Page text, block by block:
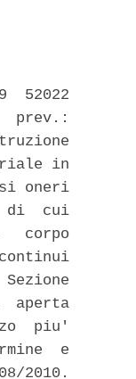
52022
prev.:
in
oneri
di  cui
corpo
aperta
piu'
e
2010.